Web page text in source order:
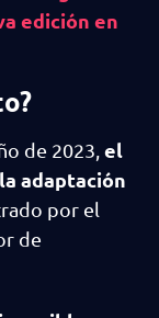
edición en
de 2023, el
adaptación
por el
de